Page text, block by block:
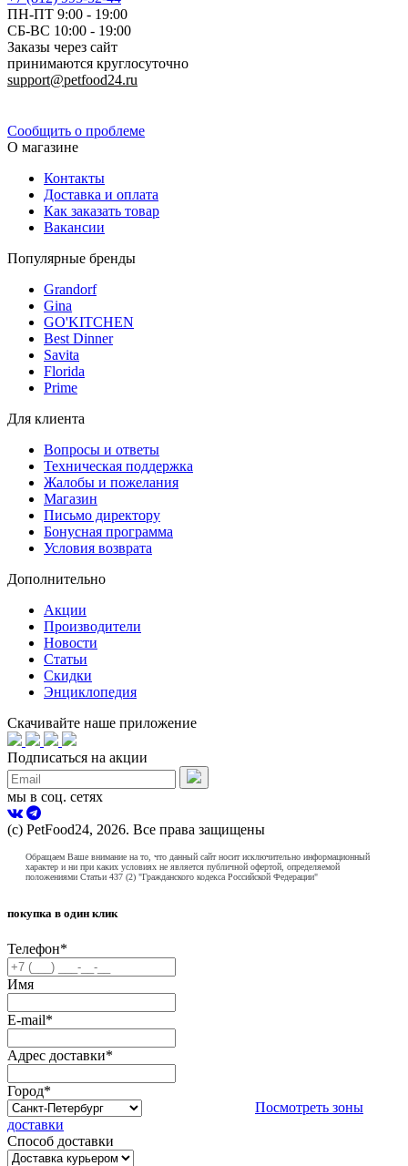
ПН-ПТ 9:00 - 19:00
СБ-ВС 10:00 - 19:00
Заказы через сайт
принимаются круглосуточно
support@petfood24.ru
Сообщить о проблеме
О магазине
Контакты
Доставка и оплата
Как заказать товар
Вакансии
Популярные бренды
Grandorf
Gina
GO'KITCHEN
Best Dinner
Savita
Florida
Prime
Для клиента
Вопросы и ответы
Техническая поддержка
Жалобы и пожелания
Магазин
Письмо директору
Бонусная программа
Условия возврата
Дополнительно
Акции
Производители
Новости
Статьи
Скидки
Энциклопедия
Скачивайте наше приложение
Подписаться на акции
мы в соц. сетях
(с) PetFood24, 2026. Все права защищены
Обращаем Ваше внимание на то, что данный сайт носит исключительно информационный
характер и ни при каких условиях не является публичной офертой, определяемой
положениями Статьи 437 (2) "Гражданского кодекса Российской Федерации"
покупка в один клик
Телефон*
Имя
E-mail*
Адрес доставки*
Город*
Посмотреть зоны
доставки
Способ доставки